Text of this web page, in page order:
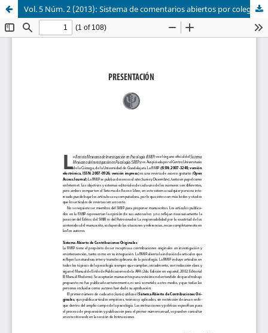
Vol. 5 Núm. 2 (2013): Sistema de comentarios abiertos por colegas